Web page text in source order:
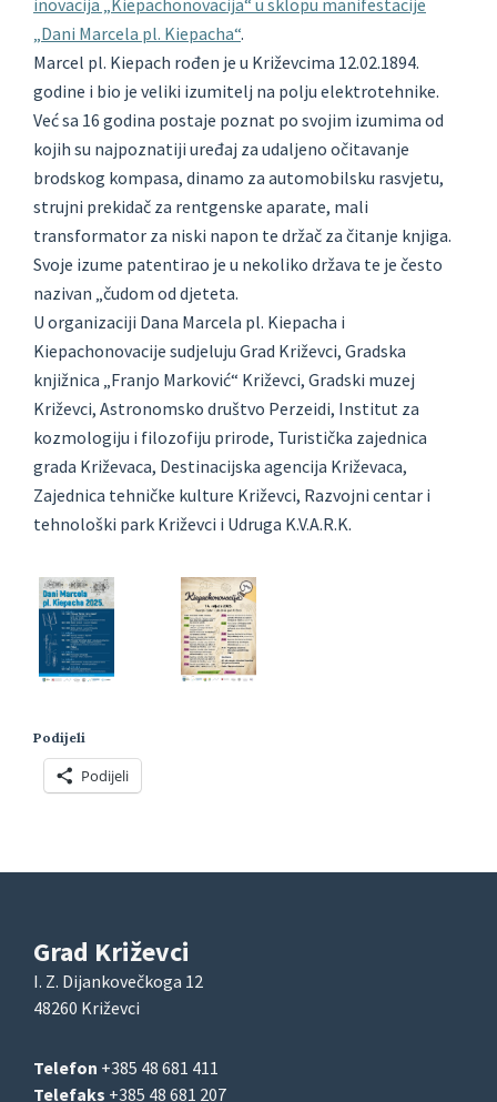
„Dani Marcela pl. Kiepacha“.
Marcel pl. Kiepach rođen je u Križevcima 12.02.1894.
godine i bio je veliki izumitelj na polju elektrotehnike.
Već sa 16 godina postaje poznat po svojim izumima od
kojih su najpoznatiji uređaj za udaljeno očitavanje
brodskog kompasa, dinamo za automobilsku rasvjetu,
strujni prekidač za rentgenske aparate, mali
transformator za niski napon te držač za čitanje knjiga.
Svoje izume patentirao je u nekoliko država te je često
nazivan „čudom od djeteta.
U organizaciji Dana Marcela pl. Kiepacha i
Kiepachonovacije sudjeluju Grad Križevci, Gradska
knjižnica „Franjo Marković“ Križevci, Gradski muzej
Križevci, Astronomsko društvo Perzeidi, Institut za
kozmologiju i filozofiju prirode, Turistička zajednica
grada Križevaca, Destinacijska agencija Križevaca,
Zajednica tehničke kulture Križevci, Razvojni centar i
tehnološki park Križevci i Udruga K.V.A.R.K.
Podijeli
Podijeli
Grad Križevci
I. Z. Dijankovečkoga 12
48260 Križevci
Telefon +385 48 681 411
Telefaks +385 48 681 207